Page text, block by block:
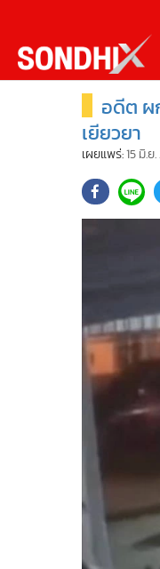
Sondhitalk
ผู้เฒ่าเล่าเรื่อง
ข่าวอัพเดต
เศรษฐกิจ-ธุรกิจ
สังคม-โซเชียล
อดีต ผ
เยียวยา
เผยแพร่:15 มิ.